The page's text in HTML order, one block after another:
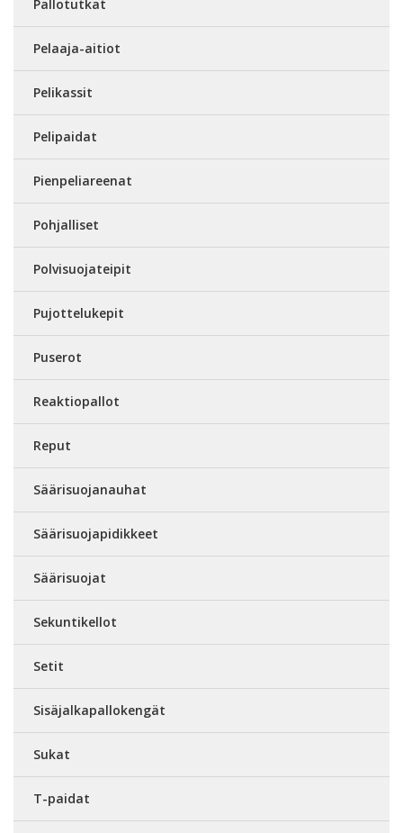
Pallotutkat
Pelaaja-aitiot
Pelikassit
Pelipaidat
Pienpeliareenat
Pohjalliset
Polvisuojateipit
Pujottelukepit
Puserot
Reaktiopallot
Reput
Säärisuojanauhat
Säärisuojapidikkeet
Säärisuojat
Sekuntikellot
Setit
Sisäjalkapallokengät
Sukat
T-paidat